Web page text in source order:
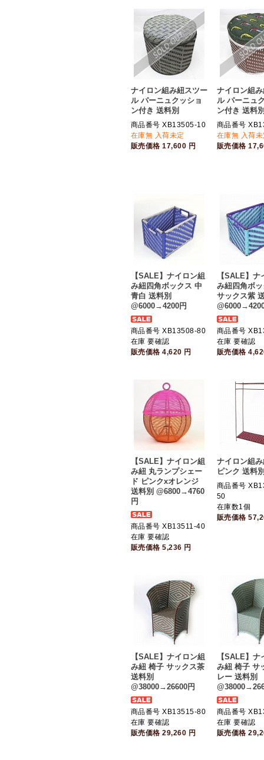
ナイロン組み紐スツー
ル パーニュクッショ
ン付き 送料別
商品番号 XB13505-10
在庫無 入荷未定
販売価格17,600 円
ナイロン組
ル パーニュ
ン付き 送料
商品番号
在庫無 入荷
販売価格
【SALE】ナイロン組
み紐四角ボックス 中
青白 送料別
@6000→4200円
商品番号 XB13508-80
在庫 要確認
販売価格4,620 円
【SALE】ナ
み紐四角ボ
サックス紫
商品番号
在庫 要確認
販売価格
【SALE】ナイロン組
み紐 丸ランプシェー
ド ピンクxオレンジ
送料別 @6800→4760
円
商品番号 XB13511-40
在庫 要確認
販売価格5,236 円
ナイロン組
ピンク 送料
商品番号
50
在庫数1個
販売価格
【SALE】ナイロン組
み紐 椅子 サックス茶
送料別
@38000→26600円
商品番号 XB13515-80
在庫 要確認
販売価格29,260 円
【SALE】ナ
み紐 椅子 サ
レー 送料別
商品番号
在庫 要確認
販売価格